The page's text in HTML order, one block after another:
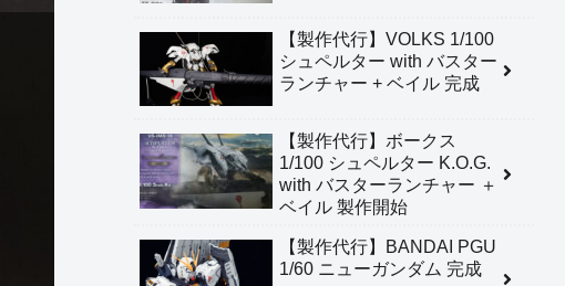
【製作代行】VOLKS 1/100
シュペルター with バスター
ランチャー + ベイル 完成
【製作代行】ボークス
1/100 シュペルター K.O.G.
with バスターランチャー ＋
ベイル 製作開始
【製作代行】BANDAI PGU
1/60 ニューガンダム 完成